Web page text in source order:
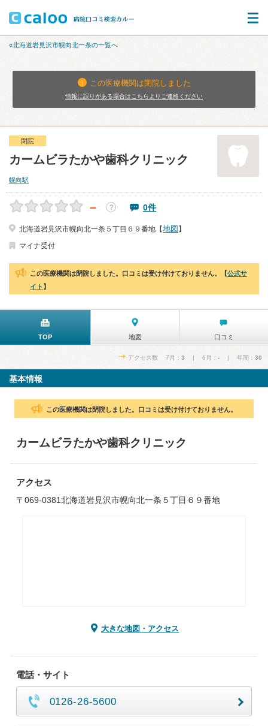
«北海道岩見沢市幌向北一条の一覧へ
この医療機関は閉院しました
情報に誤りがある場合はこちらよりご連絡ください
閉院
カームビラたかや歯科クリニック
幌向駅
－ ？ 0件
北海道岩見沢市幌向北一条５丁目６９番地【地図 】
マイナ受付
この医療機関は閉院しました。口コミは受け付けておりません。【公式サ
イト 】
TOP 地図 口コミ
アクセス数 7月： 3 | 6月： - | 年間： 30
基本情報
この医療機関は閉院しました。口コミは受け付けておりません。
カームビラたかや歯科クリニック
アクセス
〒069-0381北海道岩見沢市幌向北一条５丁目６９番地
大きな地図・アクセス
電話・サイト
0126-26-5600